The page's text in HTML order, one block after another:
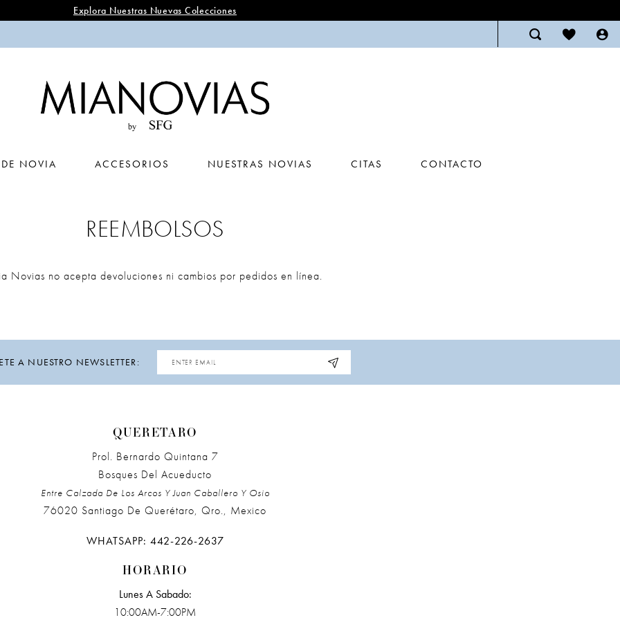
Explora Nuestras Nuevas Colecciones
NOVIA ACCESORIOS NUESTRAS NOVIAS CITAS CONTACTO
REEMBOLSOS
Novias no acepta devoluciones ni cambios por pedidos en línea.
A NUESTRO NEWSLETTER:
QUERETARO
Prol. Bernardo Quintana 7
Bosques Del Acueducto
Entre Calzada De Los Arcos Y Juan Caballero Y Osio
76020 Santiago De Querétaro, Qro., Mexico
WHATSAPP: 442-226-2637
HORARIO
Lunes A Sabado:
10:00AM-7:00PM